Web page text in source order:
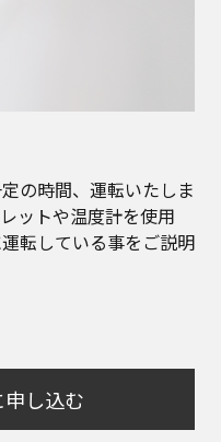
の時間、運転いたしま
ットや温度計を使用
転している事をご説明
し込む